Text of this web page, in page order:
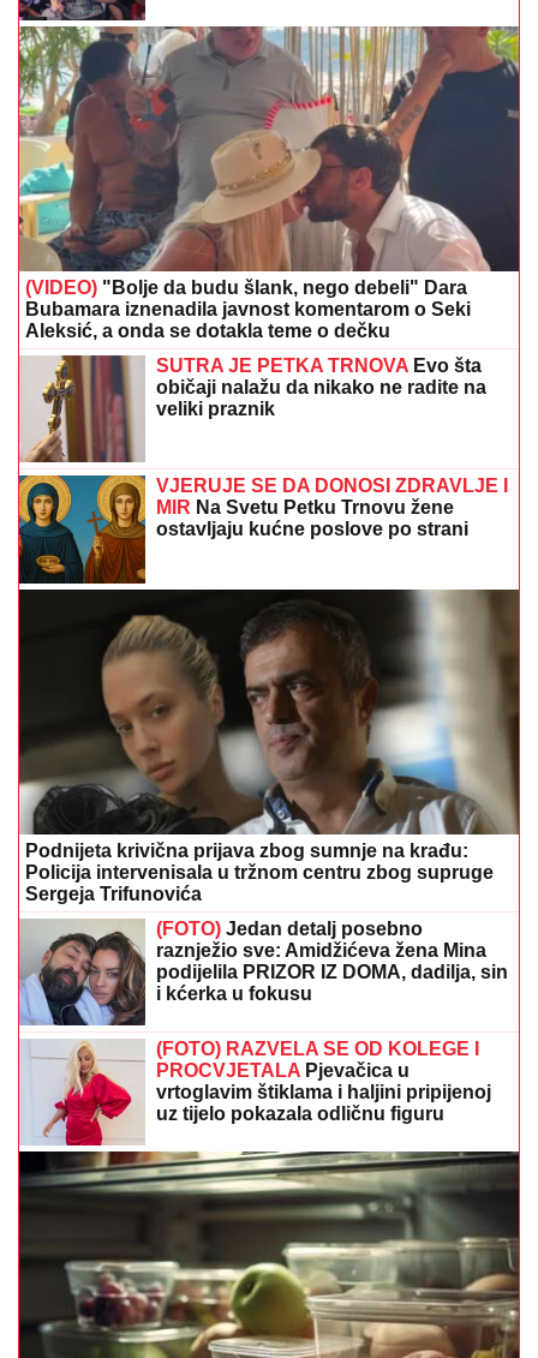
(VIDEO) "Bolje da budu šlank, nego debeli" Dara
Bubamara iznenadila javnost komentarom o Seki
Aleksić, a onda se dotakla teme o dečku
SUTRA JE PETKA TRNOVA Evo šta
običaji nalažu da nikako ne radite na
veliki praznik
VJERUJE SE DA DONOSI ZDRAVLJE I
MIR Na Svetu Petku Trnovu žene
ostavljaju kućne poslove po strani
Podnijeta krivična prijava zbog sumnje na krađu:
Policija intervenisala u tržnom centru zbog supruge
Sergeja Trifunovića
(FOTO) Jedan detalj posebno
raznježio sve: Amidžićeva žena Mina
podijelila PRIZOR IZ DOMA, dadilja, sin
i kćerka u fokusu
(FOTO) RAZVELA SE OD KOLEGE I
PROCVJETALA Pjevačica u
vrtoglavim štiklama i haljini pripijenoj
uz tijelo pokazala odličnu figuru